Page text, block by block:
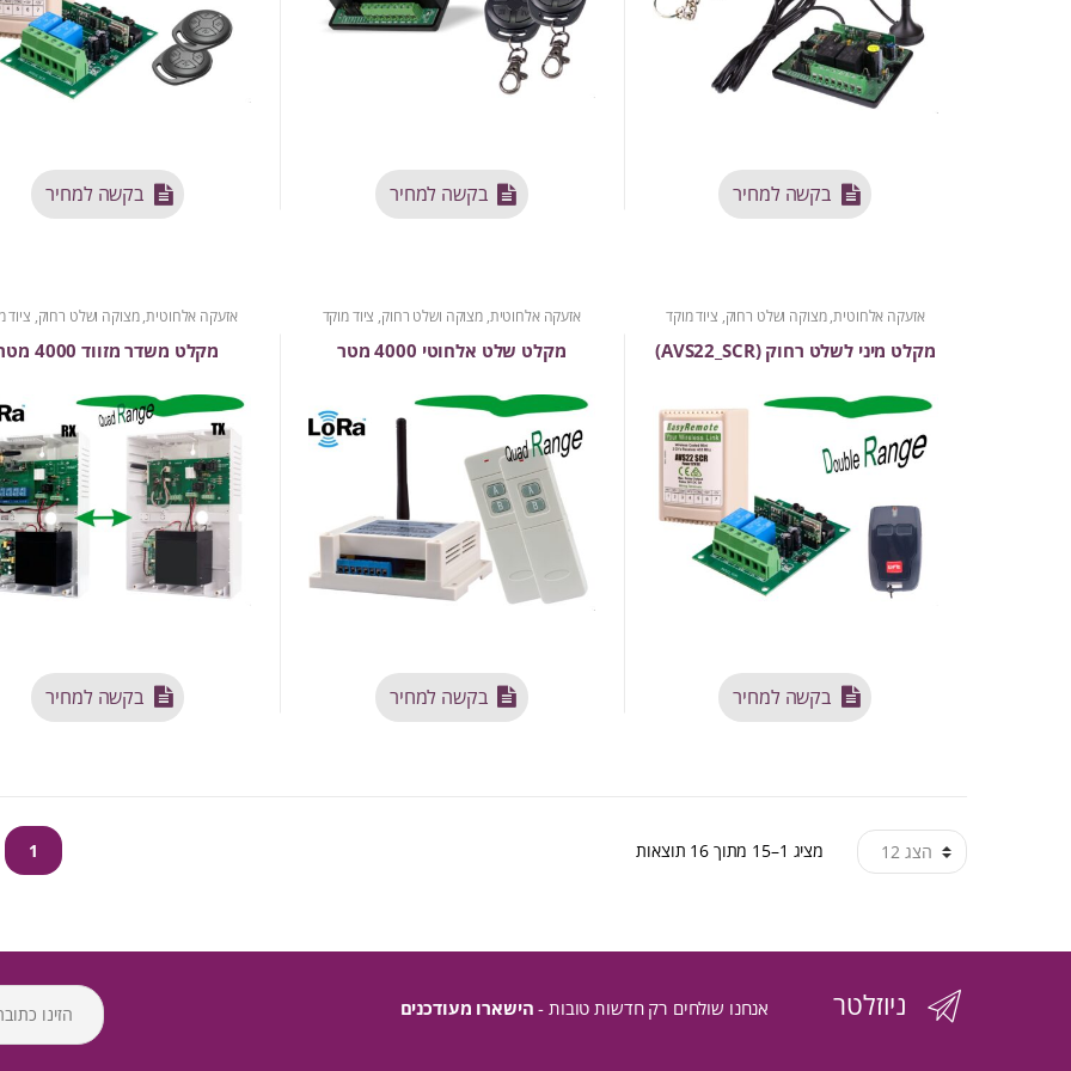
בקשה למחיר בקשה למחיר בקשה למחיר
אזעקה אלחוטית,מצוקה ושלט רחוק, ציוד מוקד
מקלט מיני לשלט רחוק (AVS22_SCR)
בקשה למחיר
אזעקה אלחוטית, מצוקה ושלט רחוק, ציוד מוקד
מקלט שלט אלחוטי 4000 מטר
בקשה למחיר
אזעקה אלחוטית,מצוקה ושלט רחוק, ציוד
מקלט משדר מזווד 4000 מטר
בקשה למחיר
מציג 1–15 מתוך 16 תוצאות ממוין
הפריט
העדכני
1
ניוזלטר אנחנו שולחים רק חדשות טובות - הישארו מעודכנים